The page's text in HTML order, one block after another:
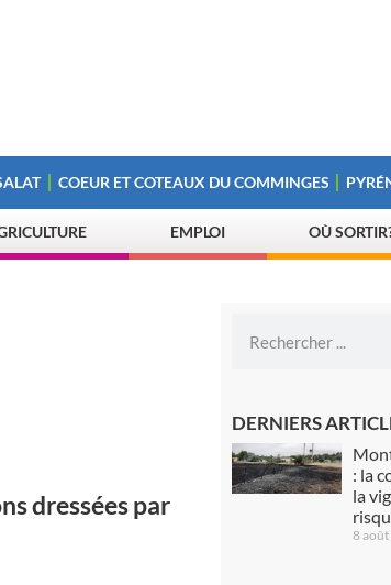
COEUR ET COTEAUX DU COMMINGES
EMPLOI OÙ
dressées par
DERNIERS
: la
la
8